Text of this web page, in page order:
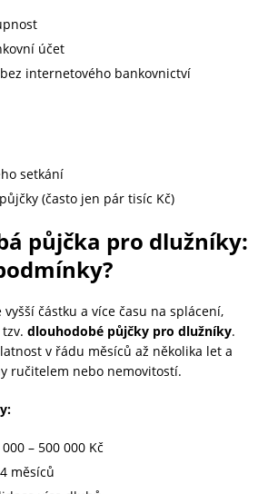
účet
internetového bankovnictví
setkání
(často jen pár tisíc Kč)
půjčka pro dlužníky:
částku a více času na splácení,
dlouhodobé půjčky pro dlužníky.
v řádu měsíců až několika let a
ručitelem nebo nemovitostí.
– 500 000 Kč
měsíců